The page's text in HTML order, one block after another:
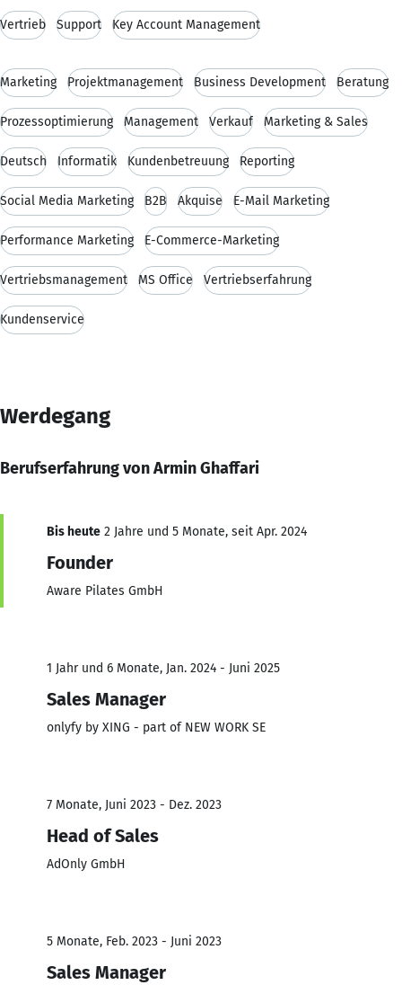
Vertrieb Support Key Account Management
Marketing Projektmanagement Business Development Beratung
Prozessoptimierung Management Verkauf Marketing & Sales
Deutsch Informatik Kundenbetreuung Reporting
Social Media Marketing B2B Akquise E-Mail Marketing
Performance Marketing E-Commerce-Marketing
Vertriebsmanagement MS Office Vertriebserfahrung
Kundenservice
Werdegang
Berufserfahrung von Armin Ghaffari
Bis heute 2 Jahre und 5 Monate, seit Apr. 2024
Founder
Aware Pilates GmbH
1 Jahr und 6 Monate, Jan. 2024 - Juni 2025
Sales Manager
onlyfy by XING - part of NEW WORK SE
7 Monate, Juni 2023 - Dez. 2023
Head of Sales
AdOnly GmbH
5 Monate, Feb. 2023 - Juni 2023
Sales Manager